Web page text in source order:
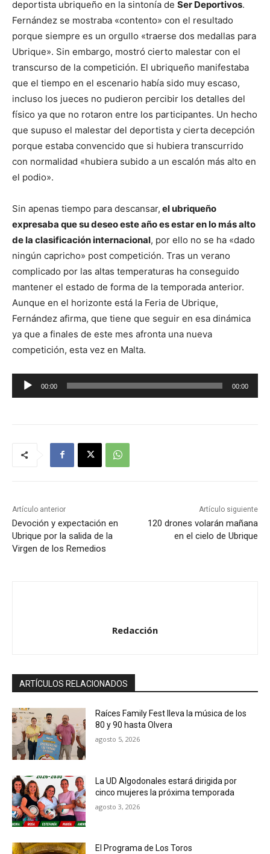
deportista ubriqueño en la sintonía de Ser Deportivos.
Fernández se mostraba «contento» con el resultado
porque siempre es un orgullo «traerse dos medallas para
Ubrique». Sin embargo, mostró cierto malestar con el
transcurso de la competición. El ubriqueño manifestaba
que el tiempo en el escenario había sido muy escaso,
incluso los jueces no pudieron percibir los detalles del
físico ya que no rotaron entre los participantes. Un hecho
que supuso el malestar del deportista y cierta decepción
porque estaba convencido que si hubiera transcurrido
con normalidad «hubiera subido a un escalón más alto en
el podio».
Sin apenas tiempo para descansar, el ubriqueño
expresaba que su deseo este año es estar en lo más alto
de la clasificación internacional, por ello no se ha «dado
ningún capricho» post competición. Tras un verano
complicado por las altas temperaturas ha conseguido
mantener el estado de forma de la temporada anterior.
Aunque en el horizonte está la Feria de Ubrique,
Fernández afirma, que tiene que seguir en esa dinámica
ya que a finales de este mes afronta una nueva
competición, esta vez en Malta.
e
t
o
r
d
00:00 00:00
Artículo anterior
Devoción y expectación en
Ubrique por la salida de la
Virgen de los Remedios
Artículo siguiente
120 drones volarán mañana
en el cielo de Ubrique
Redacción
ARTÍCULOS RELACIONADOS
Raíces Family Fest lleva la música de los
80 y 90 hasta Olvera
agosto 5, 2026
La UD Algodonales estará dirigida por
cinco mujeres la próxima temporada
agosto 3, 2026
El Programa de Los Toros